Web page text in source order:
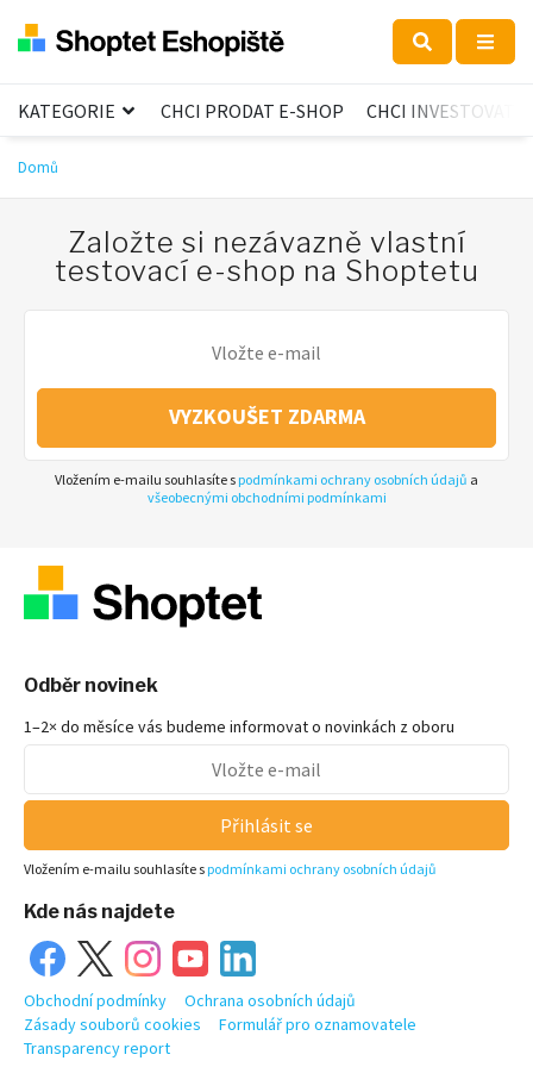
KATEGORIE CHCI PRODAT E-SHOP CHCI INVESTOVAT
Domů
Založte si nezávazně vlastní
testovací e-shop na Shoptetu
VYZKOUŠET ZDARMA
Vložením e-mailu souhlasíte s podmínkami ochrany osobních údajů a
všeobecnými obchodními podmínkami
Odběr novinek
1–2× do měsíce vás budeme informovat o novinkách z oboru
Přihlásit se
Vložením e-mailu souhlasíte s podmínkami ochrany osobních údajů
Kde nás najdete
Obchodní podmínky
Ochrana osobních údajů
Zásady souborů cookies
Formulář pro oznamovatele
Transparency report